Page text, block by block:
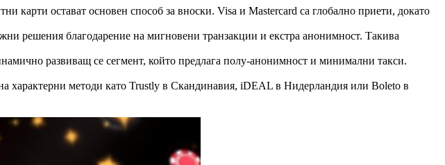
карти остават основен способ за вноски. Visa и Mastercard са глобално приети, докато
решения благодарение на мигновени транзакции и екстра анонимност. Такива
развиващ се сегмент, който предлага полу-анонимност и минимални такси.
характерни методи като Trustly в Скандинавия, iDEAL в Нидерландия или Boleto в